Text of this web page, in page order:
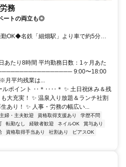
務
ートの両立も◎
OK◆名鉄「細畑駅」より車で約5分、
あたり8時間 平均勤務日数：1ヶ月あた
9:00〜18:00
※月平均残業は...
ポイント ‥＊‥‥＊ ✨ 土日祝休み＆残
大充実！ ✨ 温泉入り放題＆ランチ社割
あり！ ✨ 人事・労務の幅広い...
主婦・主夫歓迎 資格取得支援あり
学歴不問
転勤なし 経験者歓迎 ネイルOK
賞与あり
資格取得手当あり 社割あり
ピアスOK